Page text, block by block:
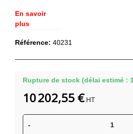
En savoir
plus
Référence: 40231
Rupture de stock (délai estimé :
-
10 202,55 € HT